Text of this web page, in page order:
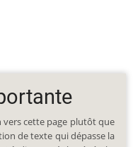
vers cette page plutôt que
de texte qui dépasse la